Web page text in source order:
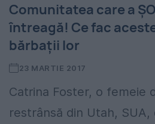
Comunitatea care a
întreagă! Ce fac
bărbații lor
23 MARTIE 2017
Catrina Foster, o femeie
restrânsă din Utah, SUA,